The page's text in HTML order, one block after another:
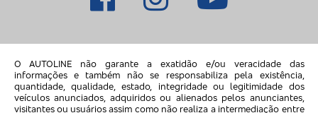
O AUTOLINE não garante a exatidão e/ou veracidade das
informações e também não se responsabiliza pela existência,
quantidade, qualidade, estado, integridade ou legitimidade dos
veículos anunciados, adquiridos ou alienados pelos anunciantes,
visitantes ou usuários assim como não realiza a intermediação entre